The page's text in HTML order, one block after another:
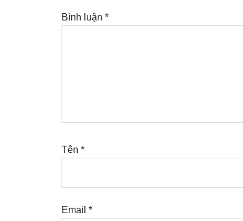
Bình luận *
Tên *
Email *